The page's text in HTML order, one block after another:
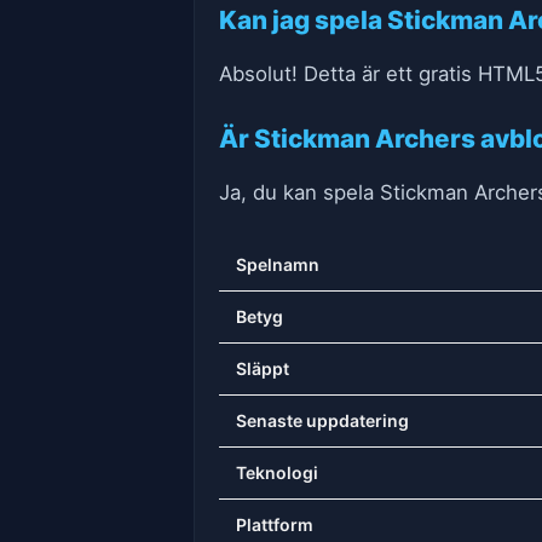
Kan jag spela Stickman
Absolut! Detta är ett gratis
Är Stickman Archers
Ja, du kan spela Stickman
Spelnamn
Betyg
Släppt
Senaste uppdatering
Teknologi
Plattform